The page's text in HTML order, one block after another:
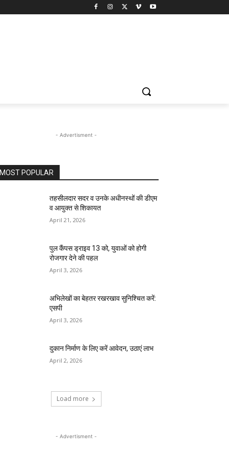
- Advertisment -
MOST POPULAR
तहसीलदार सदर व उनके अधीनस्थों की डीएम
व आयुक्त से शिकायत
April 21, 2026
पुल कैंपस ड्राइव 13 को, युवाओं को होगी
रोजगार देने की पहल
April 3, 2026
अभिलेखों का बेहतर रखरखाव सुनिश्चित करें:
एसपी
April 3, 2026
दुकान निर्माण के लिए करें आवेदन, उठाएं लाभ
April 2, 2026
Load more
- Advertisment -